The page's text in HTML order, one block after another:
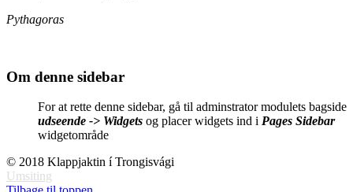
Pythagoras
Om denne sidebar
For at rette denne sidebar, gå til adminstrator modulets bagside
udseende -> Widgets og placer widgets ind i Pages Sidebar
widgetområde
© 2018 Klappjaktin í Trongisvági
Umsiting